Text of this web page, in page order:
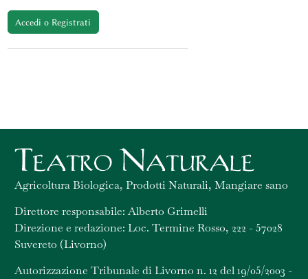
Accedi o Registrati
Agricoltura Biologica, Prodotti Naturali, Mangiare sano
Direttore responsabile: Alberto Grimelli
Direzione e redazione: Loc. Termine Rosso, 222 - 57028
Suvereto (Livorno)
Autorizzazione Tribunale di Livorno n. 12 del 19/05/2003 -